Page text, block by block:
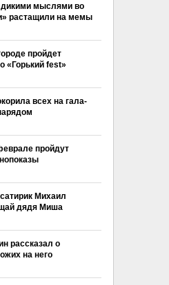
мыслями во
растащили на мемы
пройдет
«Горький fest»
всех на гала-
пройдут
Михаил
дядя Миша
рассказал о
на него